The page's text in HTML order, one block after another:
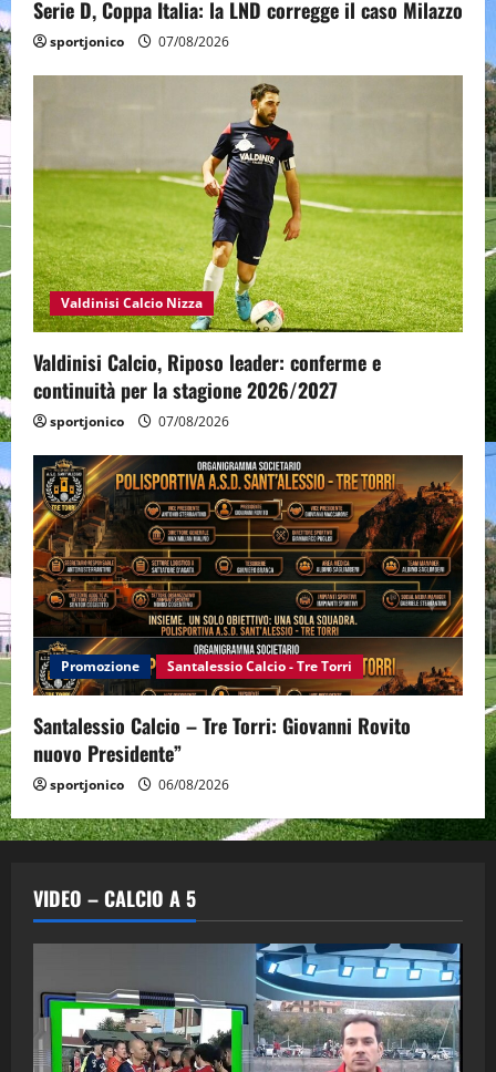
Serie D, Coppa Italia: la LND corregge il caso Milazzo
sportjonico 07/08/2026
Valdinisi Calcio Nizza
Valdinisi Calcio, Riposo leader: conferme e
continuità per la stagione 2026/2027
sportjonico 07/08/2026
Promozione Santalessio Calcio - Tre Torri
Santalessio Calcio – Tre Torri: Giovanni Rovito
nuovo Presidente”
sportjonico 06/08/2026
VIDEO – CALCIO A 5